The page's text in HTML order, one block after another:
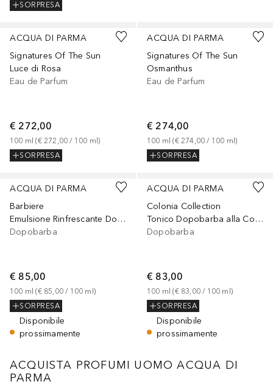
SORPRESA
ACQUA DI PARMA
Signatures Of The Sun
Luce di Rosa
Eau de Parfum
€ 272,00
100 ml (€ 272,00 / 100 ml)
SORPRESA
ACQUA DI PARMA
Signatures Of The Sun
Osmanthus
Eau de Parfum
€ 274,00
100 ml (€ 274,00 / 100 ml)
SORPRESA
ACQUA DI PARMA
Barbiere
Emulsione Rinfrescante Dopobarba
Dopobarba
€ 85,00
100 ml (€ 85,00 / 100 ml)
SORPRESA
Disponibile
prossimamente
ACQUA DI PARMA
Colonia Collection
Tonico Dopobarba alla Colonia
Dopobarba
€ 83,00
100 ml (€ 83,00 / 100 ml)
SORPRESA
Disponibile
prossimamente
ACQUISTA PROFUMI UOMO ACQUA DI
PARMA